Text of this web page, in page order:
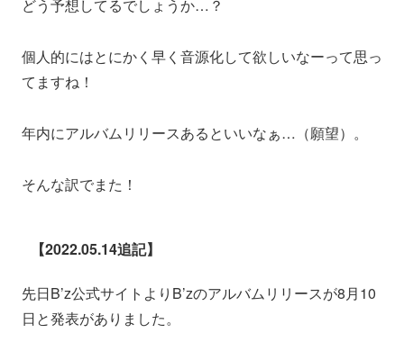
どう予想してるでしょうか…？
個人的にはとにかく早く音源化して欲しいなーって思っ
てますね！
年内にアルバムリリースあるといいなぁ…（願望）。
そんな訳でまた！
【2022.05.14追記】
先日B’z公式サイトよりB’zのアルバムリリースが8月10
日と発表がありました。